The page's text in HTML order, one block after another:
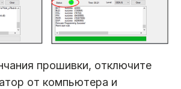
прошивки, отключите
от компьютера и